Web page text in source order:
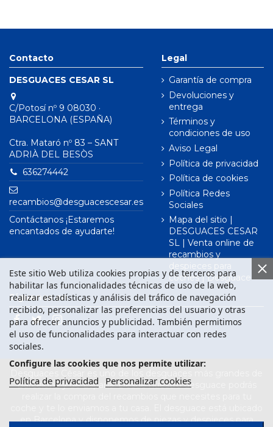
Contacto
DESGUACES CESAR SL
C/Potosí nº 9 08030 ·
BARCELONA (ESPAÑA)
Ctra. Mataró nº 83 – SANT
ADRIÀ DEL BESÒS
636274442
recambios@desguacescesar.es
Contáctanos ¡Estaremos
encantados de ayudarte!
Legal
Garantía de compra
Devoluciones y
entrega
Términos y
condiciones de uso
Aviso Legal
Política de privacidad
Política de cookies
Política Redes
Sociales
Mapa del sitio |
DESGUACES CESAR
SL | Venta online de
recambios y
despieces para
coches | Desguace
Este sitio Web utiliza cookies propias y de terceros para
habilitar las funcionalidades técnicas de uso de la web,
realizar estadísticas y análisis del tráfico de navegación
recibido, personalizar las preferencias del usuario y otras
para ofrecer anuncios y publicidad. También permitimos
el uso de funcionalidades para interactuar con redes
sociales.
Configure las cookies que nos permite utilizar:
Política de privacidad Personalizar cookies
Síguenos en
Barcelona y de España. Desde nuestro desguace podrás
en Barcelona y disponemos de piezas y despieces para